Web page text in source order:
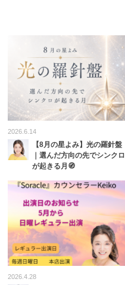
2026.6.14
【8月の星よみ】光の羅針盤
｜選んだ方向の先でシンクロ
が起きる月🧭
2026.4.28